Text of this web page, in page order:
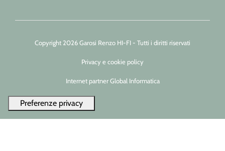
Copyright 2026 Garosi Renzo HI-FI - Tutti i diritti riservati
Privacy e cookie policy
Internet partner Global Informatica